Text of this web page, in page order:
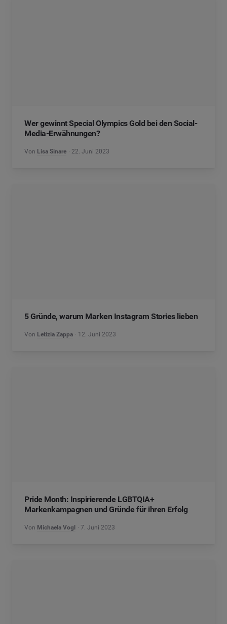
Wer gewinnt Special Olympics Gold bei den Social-
Media-Erwähnungen?
Von Lisa Sinare 22. Juni 2023
5 Gründe, warum Marken Instagram Stories lieben
Von Letizia Zappa 12. Juni 2023
Pride Month: Inspirierende LGBTQIA+
Markenkampagnen und Gründe für ihren Erfolg
Von Michaela Vogl 7. Juni 2023